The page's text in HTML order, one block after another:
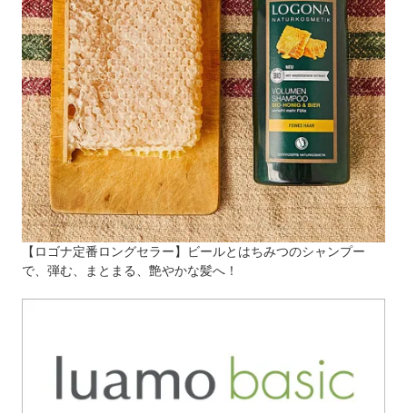
【ロゴナ定番ロングセラー】ビールとはちみつのシャンプー
で、弾む、まとまる、艶やかな髪へ！